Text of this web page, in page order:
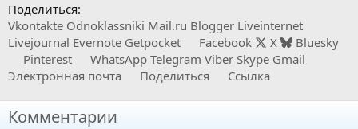
Поделиться:
Vkontakte Odnoklassniki Mail.ru Blogger Liveinternet
Livejournal Evernote Getpocket Facebook X
Bluesky
Pinterest
WhatsApp Telegram Viber Skype Gmail
Электронная почта
Поделиться Ссылка
Комментарии